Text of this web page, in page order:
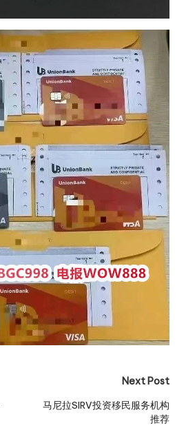
Next Post
马尼拉SIRV投资移民服务机构
推荐